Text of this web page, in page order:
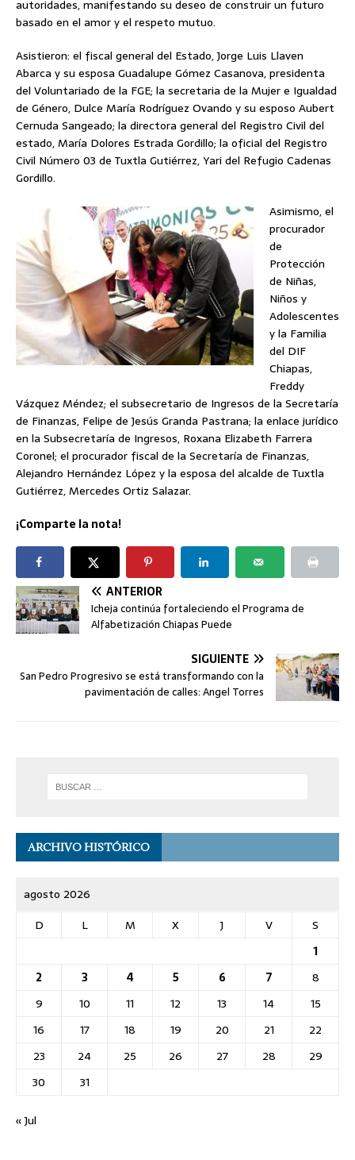
autoridades, manifestando su deseo de construir un futuro
basado en el amor y el respeto mutuo.
Asistieron: el fiscal general del Estado, Jorge Luis Llaven
Abarca y su esposa Guadalupe Gómez Casanova, presidenta
del Voluntariado de la FGE; la secretaria de la Mujer e Igualdad
de Género, Dulce María Rodríguez Ovando y su esposo Aubert
Cernuda Sangeado; la directora general del Registro Civil del
estado, María Dolores Estrada Gordillo; la oficial del Registro
Civil Número 03 de Tuxtla Gutiérrez, Yari del Refugio Cadenas
Gordillo.
Asimismo, el
procurador
de
Protección
de Niñas,
Niños y
Adolescentes
y la Familia
del DIF
Chiapas,
Freddy
Vázquez Méndez; el subsecretario de Ingresos de la Secretaría
de Finanzas, Felipe de Jesús Granda Pastrana; la enlace jurídico
en la Subsecretaría de Ingresos, Roxana Elizabeth Farrera
Coronel; el procurador fiscal de la Secretaría de Finanzas,
Alejandro Hernández López y la esposa del alcalde de Tuxtla
Gutiérrez, Mercedes Ortiz Salazar.
¡Comparte la nota!
ANTERIOR
Icheja continúa fortaleciendo el Programa de
Alfabetización Chiapas Puede
SIGUIENTE
San Pedro Progresivo se está transformando con la
pavimentación de calles: Angel Torres
ARCHIVO HISTÓRICO
agosto 2026
D
L M X J V
S
1
2
3 4 5 6 7
8
9
10 11 12 13 14
15
16
17 18 19 20 21
22
23
24 25 26 27 28
29
30
31
« Jul